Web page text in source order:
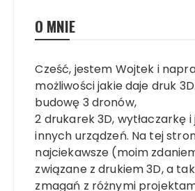
O MNIE
Cześć, jestem Wojtek i
możliwości jakie daje druk
budowę 3 dronów,
2 drukarek 3D, wytłaczarkę i
innych urządzeń. Na tej
najciekawsze (moim
związane z drukiem 3D, a
zmagań z różnymi